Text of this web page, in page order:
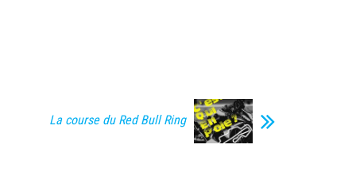
La course du Red Bull Ring